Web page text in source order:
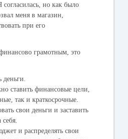
согласилась, но как было
меня в магазин,
при его
грамотным, это
деньги.
ставить финансовые цели,
так и краткосрочные.
свои деньги и заставить
себя.
и распределять свои